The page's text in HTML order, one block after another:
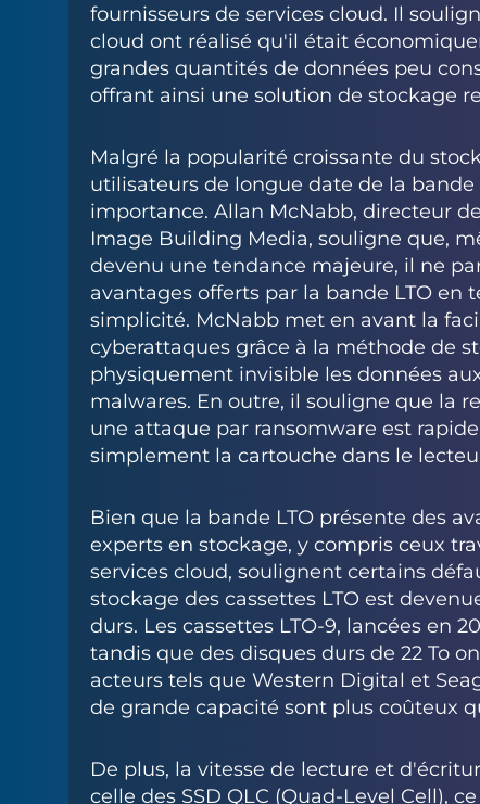
fournisseurs de services cloud. Il
cloud ont réalisé qu'il était
grandes quantités de données peu
offrant ainsi une solution de stockage
Malgré la popularité croissante du
utilisateurs de longue date de la
importance. Allan McNabb, directeur
Image Building Media, souligne que,
devenu une tendance majeure, il ne
avantages offerts par la bande LTO en
simplicité. McNabb met en avant la
cyberattaques grâce à la méthode de
physiquement invisible les données
malwares. En outre, il souligne que la
une attaque par ransomware est
simplement la cartouche dans le
Bien que la bande LTO présente des
experts en stockage, y compris ceux
services cloud, soulignent certains
stockage des cassettes LTO est
durs. Les cassettes LTO-9, lancées en
tandis que des disques durs de 22 To
acteurs tels que Western Digital et
de grande capacité sont plus coûteux
De plus, la vitesse de lecture et
celle des SSD QLC (Quad-Level Cell),